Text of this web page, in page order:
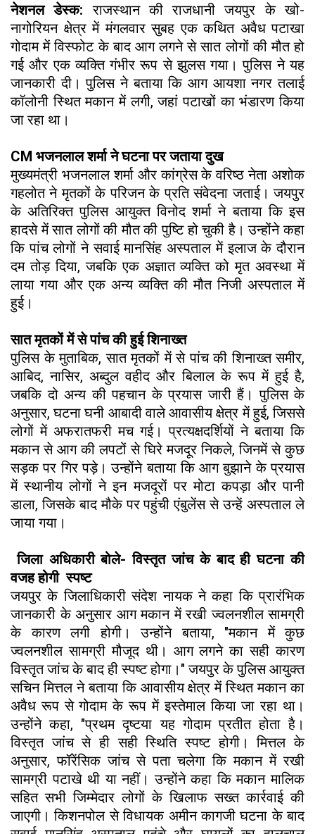
नेशनल डेस्क:राजस्थान की राजधानी जयपुर के खो-
नागोरियन क्षेत्र में मंगलवार सुबह एक कथित अवैध पटाखा
गोदाम में विस्फोट के बाद आग लगने से सात लोगों की मौत हो
गई और एक व्यक्ति गंभीर रूप से झुलस गया। पुलिस ने यह
जानकारी दी। पुलिस ने बताया कि आग आयशा नगर तलाई
कॉलोनी स्थित मकान में लगी, जहां पटाखों का भंडारण किया
जा रहा था।
CM भजनलाल शर्मा ने घटना पर जताया दुख
मुख्यमंत्री भजनलाल शर्मा और कांग्रेस के वरिष्ठ नेता अशोक
गहलोत ने मृतकों के परिजन के प्रति संवेदना जताई। जयपुर
के अतिरिक्त पुलिस आयुक्त विनोद शर्मा ने बताया कि इस
हादसे में सात लोगों की मौत की पुष्टि हो चुकी है। उन्होंने कहा
कि पांच लोगों ने सवाई मानसिंह अस्पताल में इलाज के दौरान
दम तोड़ दिया, जबकि एक अज्ञात व्यक्ति को मृत अवस्था में
लाया गया और एक अन्य व्यक्ति की मौत निजी अस्पताल में
हुई।
सात मृतकों में से पांच की हुई शिनाख्त
पुलिस के मुताबिक, सात मृतकों में से पांच की शिनाख्त समीर,
आबिद, नासिर, अब्दुल वहीद और बिलाल के रूप में हुई है,
जबकि दो अन्य की पहचान के प्रयास जारी हैं। पुलिस के
अनुसार, घटना घनी आबादी वाले आवासीय क्षेत्र में हुई, जिससे
लोगों में अफरातफरी मच गई। प्रत्यक्षदर्शियों ने बताया कि
मकान से आग की लपटों से घिरे मजदूर निकले, जिनमें से कुछ
सड़क पर गिर पड़े। उन्होंने बताया कि आग बुझाने के प्रयास
में स्थानीय लोगों ने इन मजदूरों पर मोटा कपड़ा और पानी
डाला, जिसके बाद मौके पर पहुंची एंबुलेंस से उन्हें अस्पताल ले
जाया गया।
जिला अधिकारी बोले- विस्तृत जांच के बाद ही घटना की
वजह होगी स्पष्ट
जयपुर के जिलाधिकारी संदेश नायक ने कहा कि प्रारंभिक
जानकारी के अनुसार आग मकान में रखी ज्वलनशील सामग्री
के कारण लगी होगी। उन्होंने बताया, "मकान में कुछ
ज्वलनशील सामग्री मौजूद थी। आग लगने का सही कारण
विस्तृत जांच के बाद ही स्पष्ट होगा।" जयपुर के पुलिस आयुक्त
सचिन मित्तल ने बताया कि आवासीय क्षेत्र में स्थित मकान का
अवैध रूप से गोदाम के रूप में इस्तेमाल किया जा रहा था।
उन्होंने कहा, "प्रथम दृष्टया यह गोदाम प्रतीत होता है।
विस्तृत जांच से ही सही स्थिति स्पष्ट होगी। मित्तल के
अनुसार, फॉरेंसिक जांच से पता चलेगा कि मकान में रखी
सामग्री पटाखे थी या नहीं। उन्होंने कहा कि मकान मालिक
सहित सभी जिम्मेदार लोगों के खिलाफ सख्त कार्रवाई की
जाएगी। किशनपोल से विधायक अमीन कागजी घटना के बाद